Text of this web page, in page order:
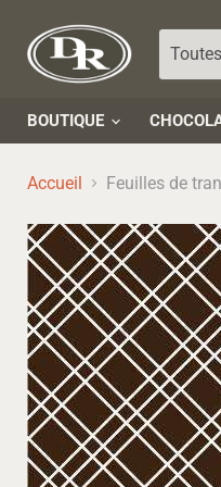
BOUTIQUE
Accueil Feuilles de